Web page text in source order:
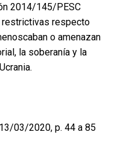
2014/145/PESC
respecto
o amenazan
la soberanía y la
03/2020, p. 44 a 85